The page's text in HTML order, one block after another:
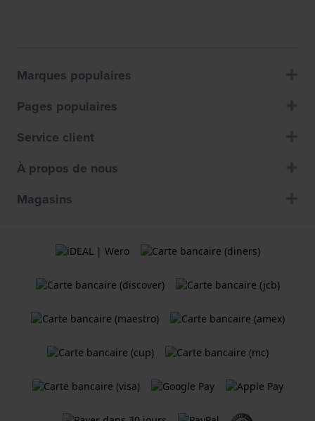
Marques populaires
Pages populaires
Service client
À propos de nous
Magasins